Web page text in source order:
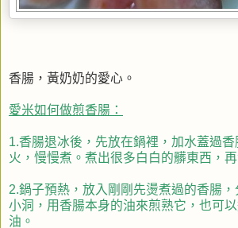
香腸，黃奶奶的愛心。
愛米如何做煎香腸：
1.香腸退冰後，先放在鍋裡，加水蓋過
火，慢慢煮。煮出很多白白的髒東西，再
2.鍋子預熱，放入剛剛先燙煮過的香腸，
小洞，用香腸本身的油來煎熟它，也可
油。